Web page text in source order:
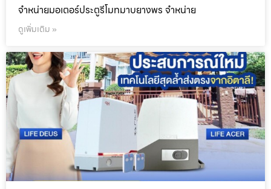
จำหน่ายมอเตอร์ประตูรีโมทมาบยางพร จำหน่าย
ดูเพิ่มเติม »